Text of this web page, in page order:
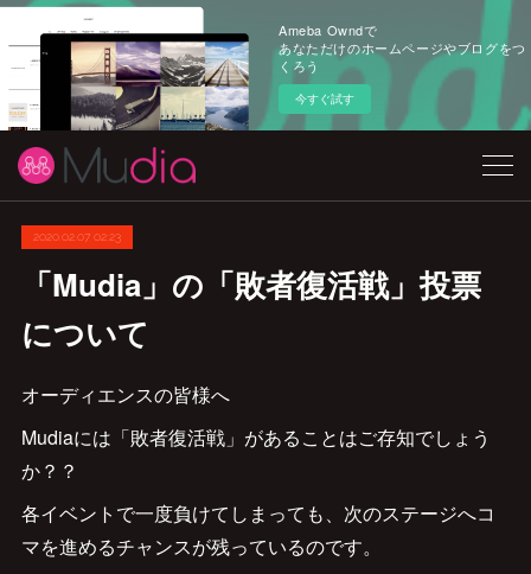
Ameba Owndで
あなただけのホームページやブログをつ
くろう
今すぐ試す
2020.02.07 02:23
「Mudia」の「敗者復活戦」投票
について
オーディエンスの皆様へ
Mudiaには「敗者復活戦」があることはご存知でしょう
か？？
各イベントで一度負けてしまっても、次のステージへコ
マを進めるチャンスが残っているのです。